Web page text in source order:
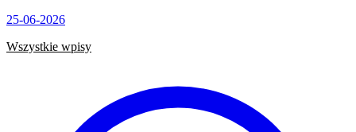
25-06-2026
Wszystkie wpisy